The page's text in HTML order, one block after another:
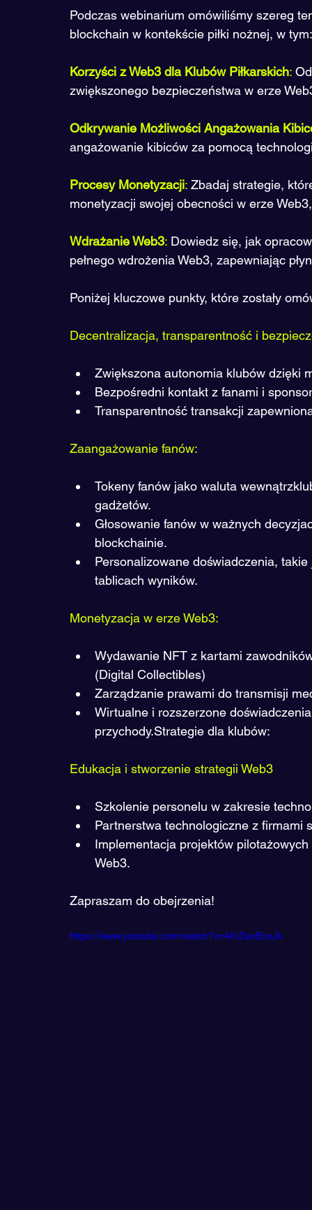
Podczas webinarium omówiliśmy szereg
blockchain w kontekście piłki nożnej, w tym:
Korzyści z Web3 dla Klubów Piłkarskich:
zwiększonego bezpieczeństwa w erze
Odkrywanie Możliwości Angażowania
angażowanie kibiców za pomocą
Procesy Monetyzacji: Zbadaj strategie,
monetyzacji swojej obecności w erze
Wdrażanie Web3: Dowiedz się, jak
pełnego wdrożenia Web3, zapewniając
Poniżej kluczowe punkty, które zostały
Decentralizacja, transparentność i
Zwiększona autonomia klubów dzięki
Bezpośredni kontakt z fanami i
Transparentność transakcji
Zaangażowanie fanów:
Tokeny fanów jako waluta
gadżetów.
Głosowanie fanów w ważnych
blockchainie.
Personalizowane doświadczenia,
tablicach wyników.
Monetyzacja w erze Web3:
Wydawanie NFT z kartami
(Digital Collectibles)
Zarządzanie prawami do transmisji
Wirtualne i rozszerzone
przychody.Strategie dla klubów:
Edukacja i stworzenie strategii Web3
Szkolenie personelu w zakresie
Partnerstwa technologiczne z firmami
Implementacja projektów
Web3.
Zapraszam do obejrzenia!
https://www.youtube.com/watch?v=4InZaoEoxJk